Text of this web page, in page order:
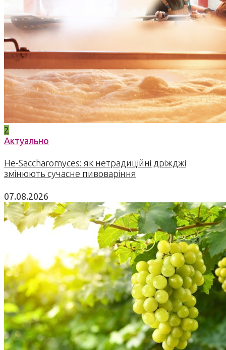
2
Актуально
Не-Saccharomyces: як нетрадиційні дріжджі
змінюють сучасне пивоваріння
07.08.2026